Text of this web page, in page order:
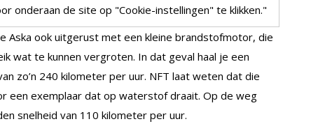
onderaan de site op "Cookie-instellingen" te klikken."
Aska ook uitgerust met een kleine brandstofmotor, die
wat te kunnen vergroten. In dat geval haal je een
zo’n 240 kilometer per uur. NFT laat weten dat die
een exemplaar dat op waterstof draait. Op de weg
snelheid van 110 kilometer per uur.